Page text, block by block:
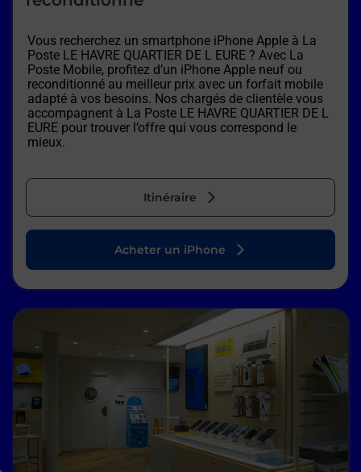
Vous recherchez un smartphone iPhone Apple à La
Poste LE HAVRE QUARTIER DE L EURE ? Avec La
Poste Mobile, profitez d’un iPhone Apple neuf ou
reconditionné au meilleur prix avec un forfait mobile
adapté à vos besoins. Nos chargés de clientèle vous
accompagnent à La Poste LE HAVRE QUARTIER DE L
EURE pour trouver l’offre qui vous correspond le
mieux.
Itinéraire
Acheter un iPhone